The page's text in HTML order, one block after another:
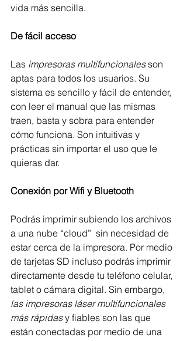
vida más sencilla.
De fácil acceso
Las impresoras multifuncionales son
aptas para todos los usuarios. Su
sistema es sencillo y fácil de entender,
con leer el manual que las mismas
traen, basta y sobra para entender
cómo funciona. Son intuitivas y
prácticas sin importar el uso que le
quieras dar.
Conexión por Wifi y Bluetooth
Podrás imprimir subiendo los archivos
a una nube “cloud”  sin necesidad de
estar cerca de la impresora. Por medio
de tarjetas SD incluso podrás imprimir
directamente desde tu teléfono celular,
tablet o cámara digital. Sin embargo,
las impresoras láser multifuncionales
más rápidas y fiables son las que
están conectadas por medio de una